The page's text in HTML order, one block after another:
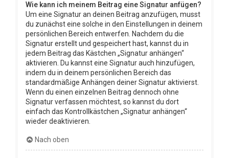
Wie kann ich meinem Beitrag eine Signatur anfügen?
Um eine Signatur an deinen Beitrag anzufügen, musst
du zunächst eine solche in den Einstellungen in deinem
persönlichen Bereich entwerfen. Nachdem du die
Signatur erstellt und gespeichert hast, kannst du in
jedem Beitrag das Kästchen „Signatur anhängen“
aktivieren. Du kannst eine Signatur auch hinzufügen,
indem du in deinem persönlichen Bereich das
standardmäßige Anhängen deiner Signatur aktivierst.
Wenn du einen einzelnen Beitrag dennoch ohne
Signatur verfassen möchtest, so kannst du dort
einfach das Kontrollkästchen „Signatur anhängen“
wieder deaktivieren.
Nach oben